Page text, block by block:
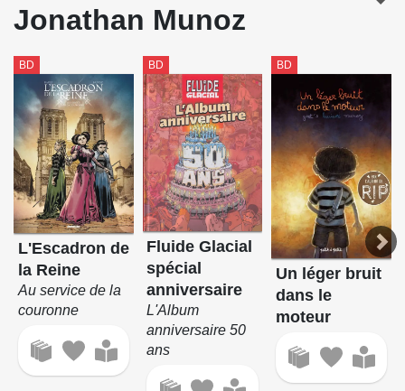
Jonathan Munoz
BD
L'Escadron de
la Reine
Au service de la
couronne
BD
Fluide Glacial
spécial
anniversaire
L'Album
anniversaire 50
ans
BD
Un léger bruit
dans le
moteur